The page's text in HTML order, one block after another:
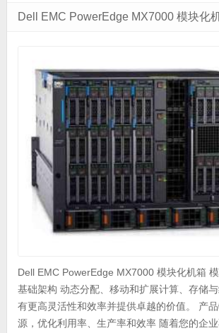
Dell EMC PowerEdge MX7000 模块化
Dell EMC PowerEdge MX7000 模块化机箱
基础架构 动态分配、移动和扩展计算、存储
有更高灵活性和效率并提供卓越的价值。 产
源，优化利用率、生产率和效率 随着您的企业